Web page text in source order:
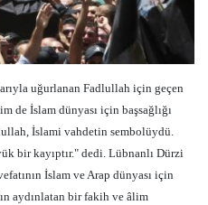
uğurlanan Fadlullah için geçen
de İslam dünyası için başsağlığı
İslami vahdetin sembolüydü.
bir kayıptır." dedi. Lübnanlı Dürzi
İslam ve Arap dünyası için
aydınlatan bir fakih ve âlim